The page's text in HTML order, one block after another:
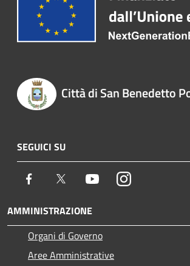
Città di San Benedetto
SEGUICI SU
Facebook Twitter YoutubeInstagram
AMMINISTRAZIONE
Organi di Governo
Aree Amministrative